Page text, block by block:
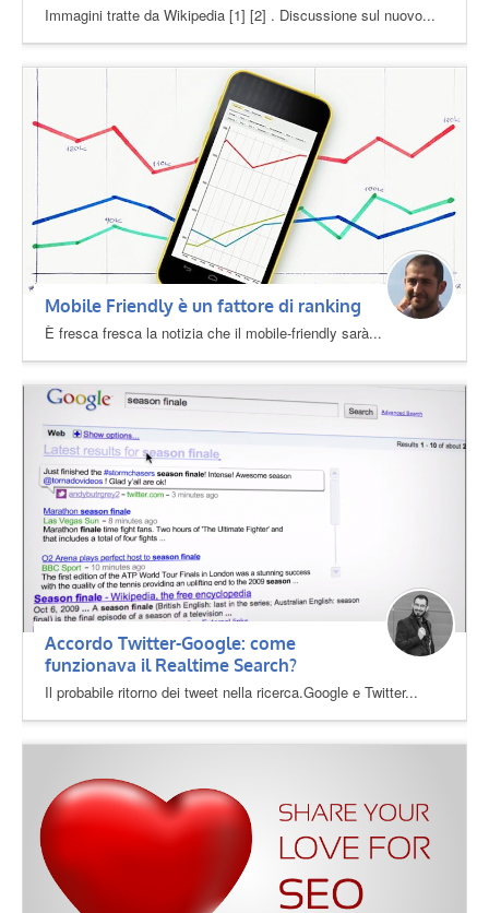
Immagini tratte da Wikipedia [1] [2] . Discussione sul nuovo...
Mobile Friendly è un fattore di ranking
È fresca fresca la notizia che il mobile-friendly sarà...
Accordo Twitter-Google: come
funzionava il Realtime Search?
Il probabile ritorno dei tweet nella ricerca.Google e Twitter...